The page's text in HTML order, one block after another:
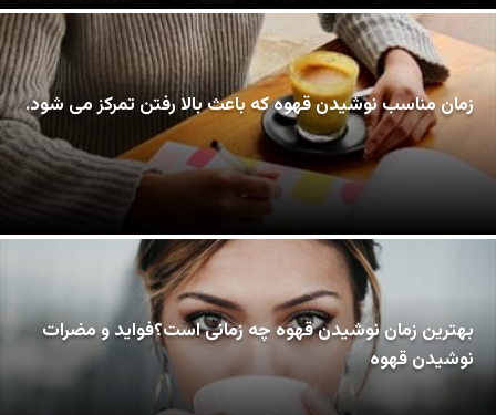
زمان مناسب نوشیدن قهوه که باعث بالا رفتن تمرکز می شود.
بهترین زمان نوشیدن قهوه چه زمانی است؟فواید و مضرات
نوشیدن قهوه